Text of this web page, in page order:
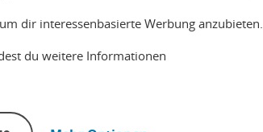
dir interessenbasierte Werbung anzubieten.
du weitere Informationen